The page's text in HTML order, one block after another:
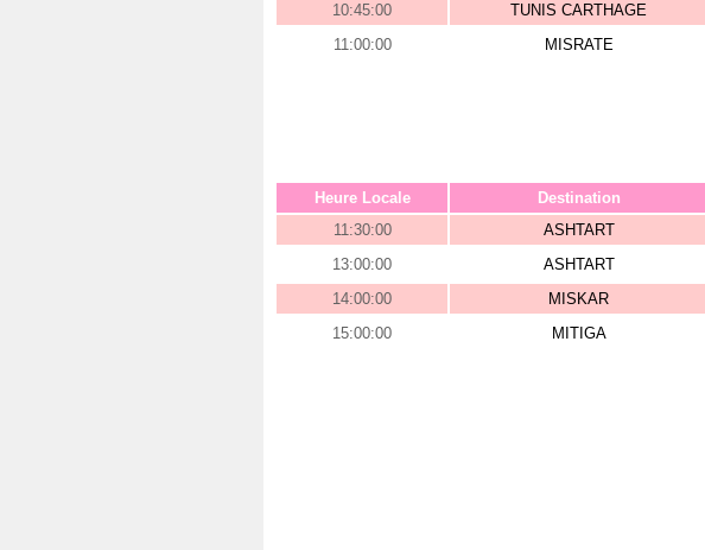
10:45:00
TUNIS CARTHAGE
11:00:00
MISRATE
Heure Locale Destination
11:30:00
ASHTART
13:00:00
ASHTART
14:00:00
MISKAR
15:00:00
MITIGA